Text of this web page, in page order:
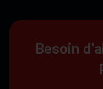
Besoin